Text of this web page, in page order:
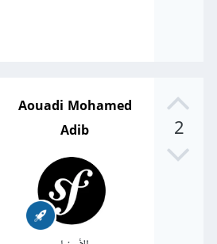
2
Aouadi Mohamed
Adib